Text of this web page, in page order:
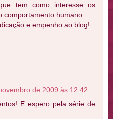
tem como interesse os
comportamento humano.
e empenho ao blog!
de 2009 às 12:42
E espero pela série de